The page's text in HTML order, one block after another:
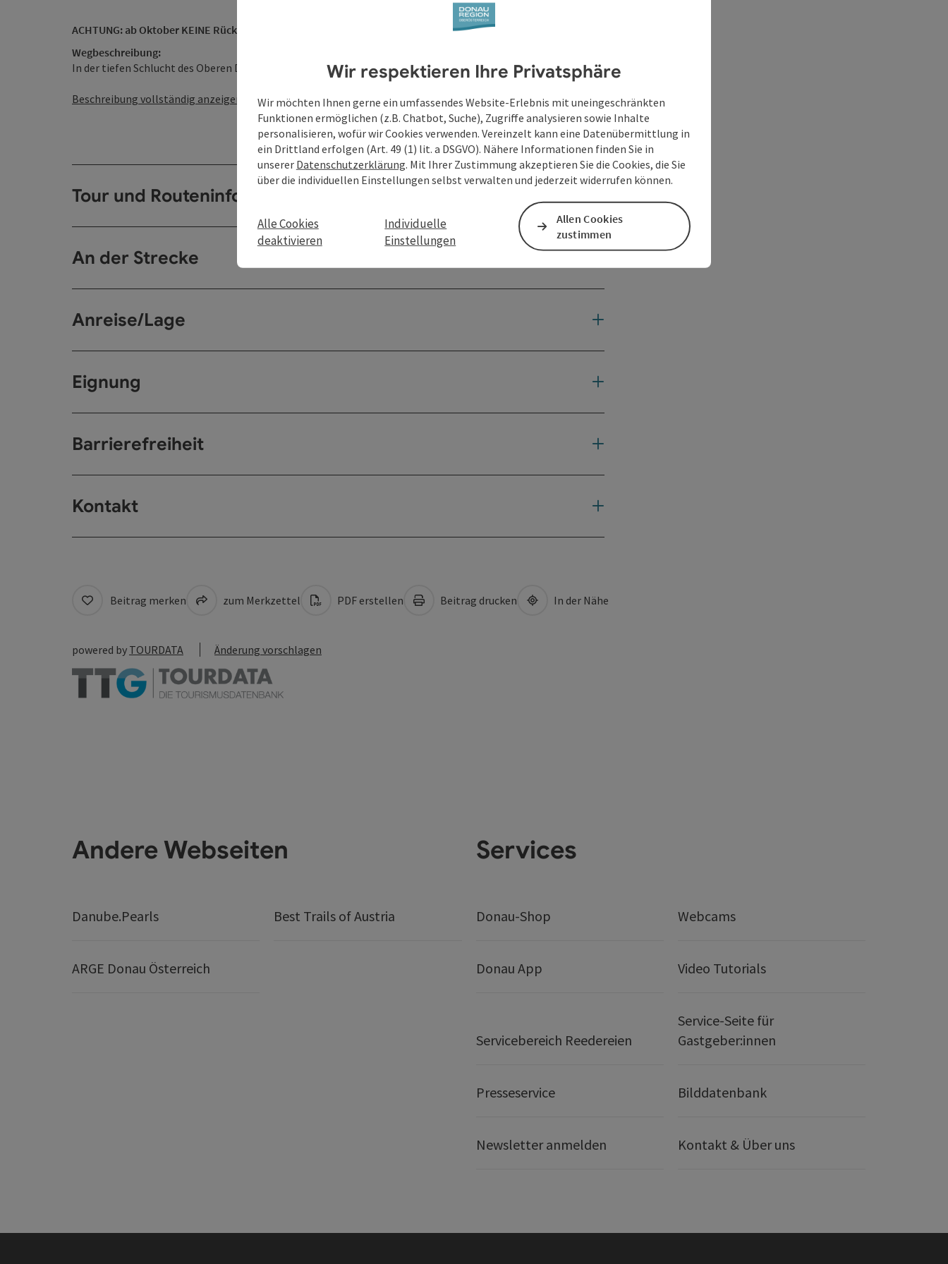
ACHTUNG: ab Oktober KEINE Rückfahrmöglichkeit mit der Längsfähre von Grafenau nach Au!
Wegbeschreibung:
In der tiefen Schlucht des Oberen Donautales - an der Rannamündung ...
Beschreibung vollständig anzeigen
Tour und Routeninformationen
An der Strecke
Anreise/Lage
Eignung
Barrierefreiheit
Kontakt
Beitrag merken zum Merkzettel PDF erstellen Beitrag drucken In der Nähe
powered by TOURDATA Änderung vorschlagen
Andere Webseiten
Danube.Pearls Best Trails of Austria
ARGE Donau Österreich
Services
Donau-Shop Webcams
Donau App Video Tutorials
Servicebereich Reedereien
Service-Seite für
Gastgeber:innen
Presseservice Bilddatenbank
Newsletter anmelden Kontakt & Über uns
Wir respektieren Ihre Privatsphäre
Wir möchten Ihnen gerne ein umfassendes Website-Erlebnis mit uneingeschränkten
Funktionen ermöglichen (z.B. Chatbot, Suche), Zugriffe analysieren sowie Inhalte
personalisieren, wofür wir Cookies verwenden. Vereinzelt kann eine Datenübermittlung in
ein Drittland erfolgen (Art. 49 (1) lit. a DSGVO). Nähere Informationen finden Sie in
unserer Datenschutzerklärung. Mit Ihrer Zustimmung akzeptieren Sie die Cookies, die Sie
über die individuellen Einstellungen selbst verwalten und jederzeit widerrufen können.
Alle Cookies
deaktivieren
Individuelle
Einstellungen
Allen Cookies
zustimmen